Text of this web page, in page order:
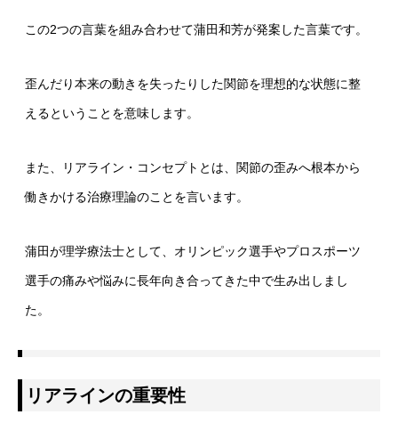
この2つの言葉を組み合わせて蒲田和芳が発案した言葉です。
歪んだり本来の動きを失ったりした関節を理想的な状態に整
えるということを意味します。
また、リアライン・コンセプトとは、関節の歪みへ根本から
働きかける治療理論のことを言います。
蒲田が理学療法士として、オリンピック選手やプロスポーツ
選手の痛みや悩みに長年向き合ってきた中で生み出しまし
た。
リアラインの重要性